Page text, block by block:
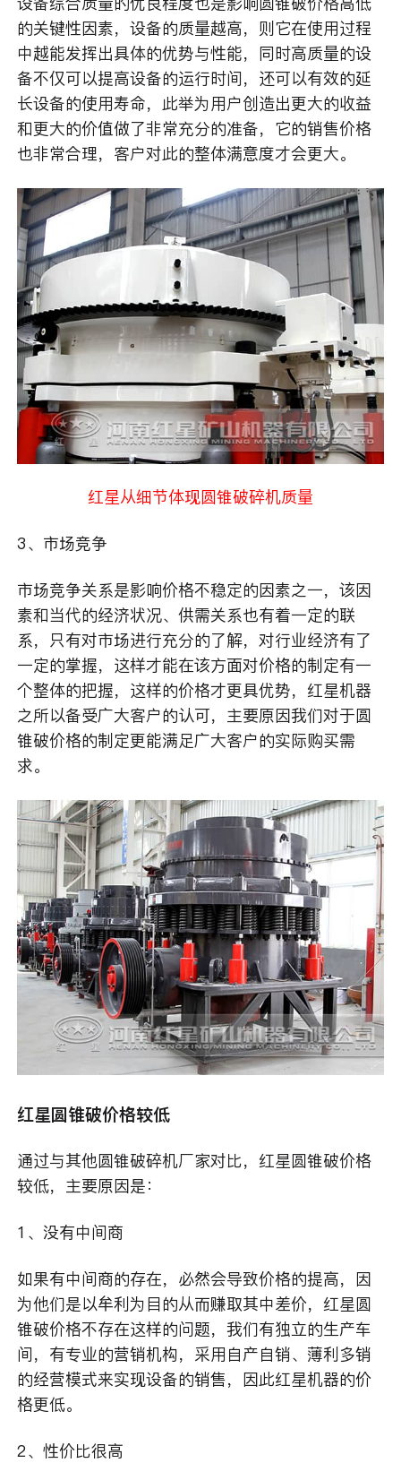
的关键性因素，设备的质量越高，则它在使用过程
中越能发挥出具体的优势与性能，同时高质量的设
备不仅可以提高设备的运行时间，还可以有效的延
长设备的使用寿命，此举为用户创造出更大的收益
和更大的价值做了非常充分的准备，它的销售价格
也非常合理，客户对此的整体满意度才会更大。
红星从细节体现圆锥破碎机质量
3、市场竞争
市场竞争关系是影响价格不稳定的因素之一，该因
素和当代的经济状况、供需关系也有着一定的联
系，只有对市场进行充分的了解，对行业经济有了
一定的掌握，这样才能在该方面对价格的制定有一
个整体的把握，这样的价格才更具优势，红星机器
之所以备受广大客户的认可，主要原因我们对于圆
锥破价格的制定更能满足广大客户的实际购买需
求。
红星圆锥破价格较低
通过与其他圆锥破碎机厂家对比，红星圆锥破价格
较低，主要原因是：
1、没有中间商
如果有中间商的存在，必然会导致价格的提高，因
为他们是以牟利为目的从而赚取其中差价，红星圆
锥破价格不存在这样的问题，我们有独立的生产车
间，有专业的营销机构，采用自产自销、薄利多销
的经营模式来实现设备的销售，因此红星机器的价
格更低。
2、性价比很高